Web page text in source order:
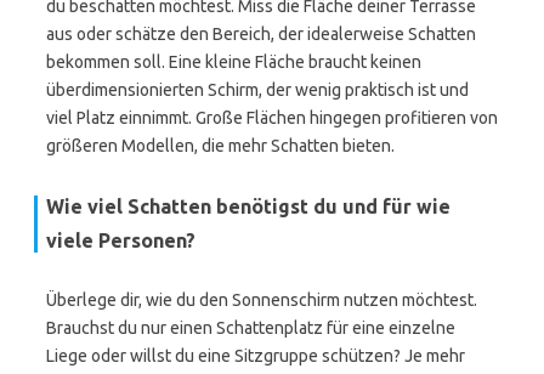
du beschatten möchtest. Miss die Fläche deiner Terrasse
aus oder schätze den Bereich, der idealerweise Schatten
bekommen soll. Eine kleine Fläche braucht keinen
überdimensionierten Schirm, der wenig praktisch ist und
viel Platz einnimmt. Große Flächen hingegen profitieren von
größeren Modellen, die mehr Schatten bieten.
Wie viel Schatten benötigst du und für wie
viele Personen?
Überlege dir, wie du den Sonnenschirm nutzen möchtest.
Brauchst du nur einen Schattenplatz für eine einzelne
Liege oder willst du eine Sitzgruppe schützen? Je mehr